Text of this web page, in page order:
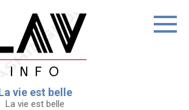
vie est belle
La vie est belle